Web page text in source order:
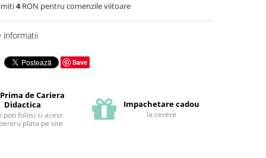
4RON pentru comenzile viitoare
informatii
Save
de Cariera
Didactica
poti folosi si acest
plata pe site
Impachetare cadou
la cerere